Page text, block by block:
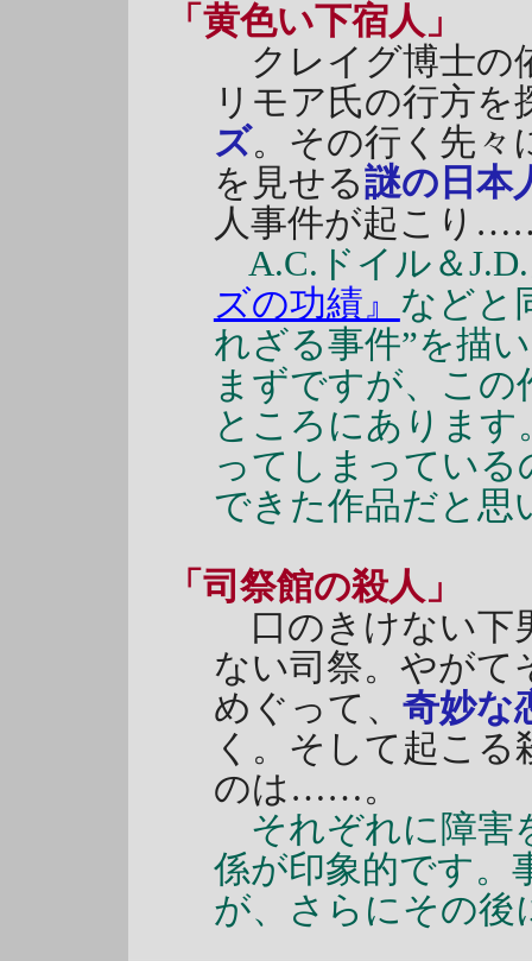
「黄色い下宿人」
クレイグ博士の
リモア氏の行方を
ズ。その行く先々
を見せる謎の日本
人事件が起こり
A.C.ドイル＆
ズの功績』 などと
れざる事件”を描
まずですが、こ
ところにありま
ってしまってい
できた作品だと思
「司祭館の殺人」
口のきけない下
ない司祭。やがて
めぐって、 奇妙な
く。そして起こ
のは……。
それぞれに障害
係が印象的です。
が、さらにその後